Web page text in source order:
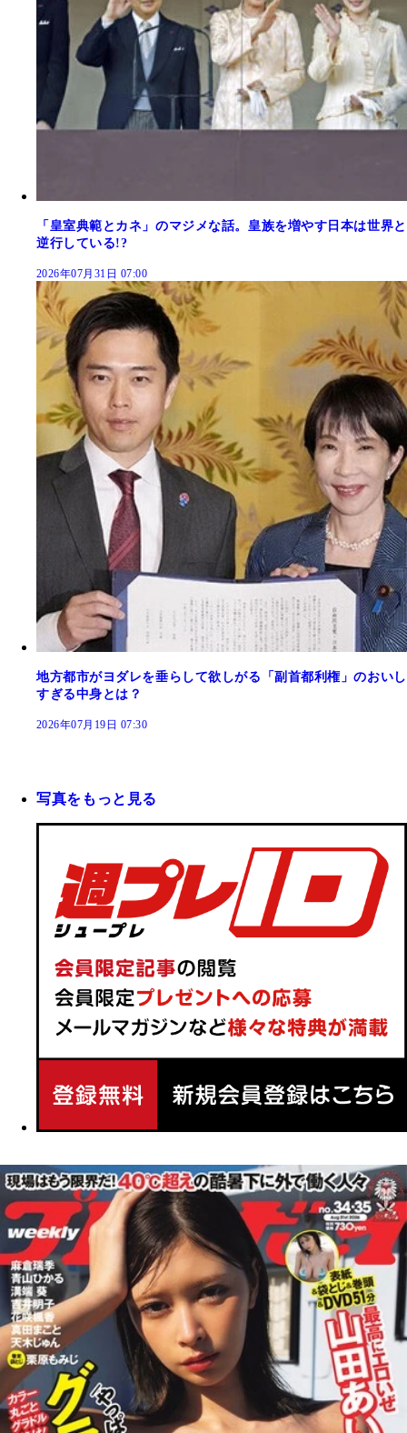
「皇室典範とカネ」のマジメな話。皇族を増やす日本は世界と
逆行している!?
2026年07月31日 07:00
地方都市がヨダレを垂らして欲しがる「副首都利権」のおいし
すぎる中身とは？
2026年07月19日 07:30
写真をもっと見る